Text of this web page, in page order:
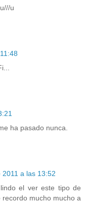
u
ha pasado nunca.
2011 a las 13:52
el ver este tipo de
mucho mucho a